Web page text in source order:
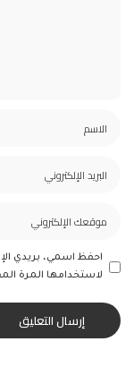
احفظ اسمي، بريدي
لاستخدامها المرة